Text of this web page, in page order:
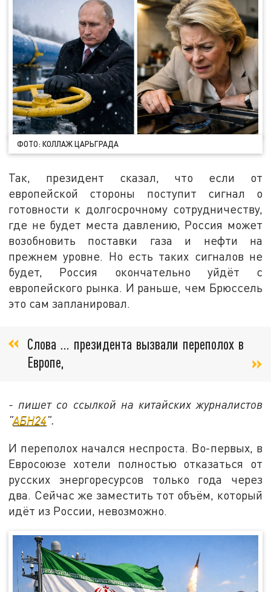
ФОТО: КОЛЛАЖ ЦАРЬГРАДА
Так, президент сказал, что если от
европейской стороны поступит сигнал о
готовности к долгосрочному сотрудничеству,
где не будет места давлению, Россия может
возобновить поставки газа и нефти на
прежнем уровне. Но есть таких сигналов не
будет, Россия окончательно уйдёт с
европейского рынка. И раньше, чем Брюссель
это сам запланировал.
Слова … президента вызвали переполох в
Европе,
- пишет со ссылкой на китайских журналистов
"АБН24".
И переполох начался неспроста. Во-первых, в
Евросоюзе хотели полностью отказаться от
русских энергоресурсов только года через
два. Сейчас же заместить тот объём, который
идёт из России, невозможно.